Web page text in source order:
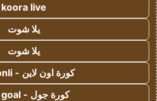
koora live
يلا شوت
يلا شوت
كورة اون لاين - kora onli
كورة جول - kora goal